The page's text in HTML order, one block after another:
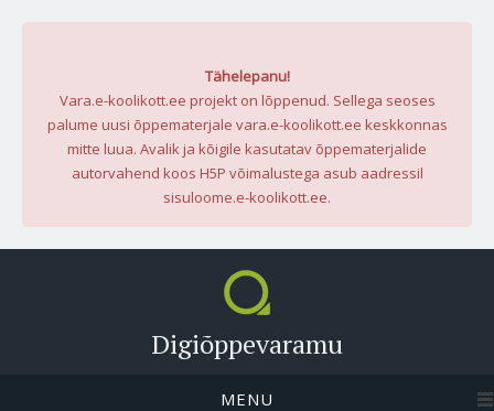
Tähelepanu!
Vara.e-koolikott.ee projekt on lõppenud. Sellega seoses
palume uusi õppematerjale vara.e-koolikott.ee keskkonnas
mitte luua. Avalik ja kõigile kasutatav õppematerjalide
autorvahend koos H5P võimalustega asub aadressil
sisuloome.e-koolikott.ee.
Digiõppevaramu
MENU